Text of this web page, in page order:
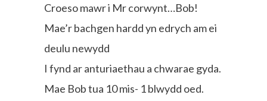
Croeso mawr i Mr corwynt…Bob!
Mae’r bachgen hardd yn edrych am ei
deulu newydd
I fynd ar anturiaethau a chwarae gyda.
Mae Bob tua 10 mis- 1 blwydd oed.